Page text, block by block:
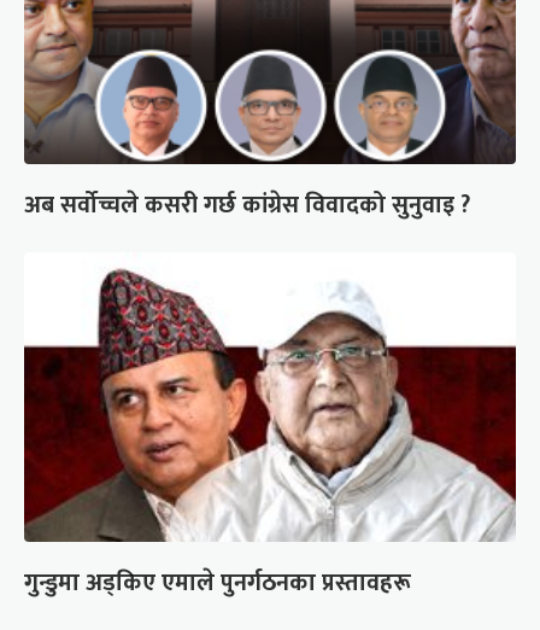
अब सर्वोच्चले कसरी गर्छ कांग्रेस विवादको सुनुवाइ ?
गुन्डुमा अड्किए एमाले पुनर्गठनका प्रस्तावहरू